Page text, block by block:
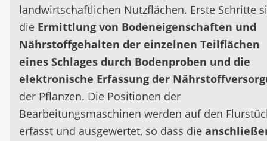
landwirtschaftlichen Nutzflächen. Erste Schritte
die Ermittlung von Bodeneigenschaften und
Nährstoffgehalten der einzelnen Teilflächen
eines Schlages durch Bodenproben und die
elektronische Erfassung der
der Pflanzen. Die Positionen der
Bearbeitungsmaschinen werden auf den
erfasst und ausgewertet, so dass die